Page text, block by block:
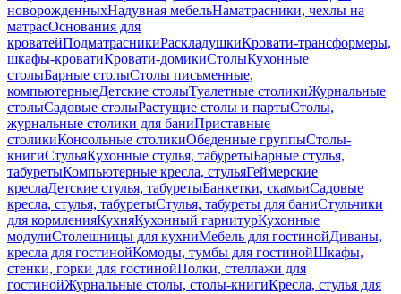
новорожденныхНадувная мебельНаматрасники, чехлы на
матрасОснования для
кроватейПодматрасникиРаскладушкиКровати-трансформеры,
шкафы-кроватиКровати-домикиСтолыКухонные
столыБарные столыСтолы письменные,
компьютерныеДетские столыТуалетные столикиЖурнальные
столыСадовые столыРастущие столы и партыСтолы,
журнальные столики для баниПриставные
столикиКонсольные столикиОбеденные группыСтолы-
книгиСтульяКухонные стулья, табуретыБарные стулья,
табуретыКомпьютерные кресла, стульяГеймерские
креслаДетские стулья, табуретыБанкетки, скамьиСадовые
кресла, стулья, табуретыСтулья, табуреты для баниСтульчики
для кормленияКухняКухонный гарнитурКухонные
модулиСтолешницы для кухниМебель для гостинойДиваны,
кресла для гостинойКомоды, тумбы для гостинойШкафы,
стенки, горки для гостинойПолки, стеллажи для
гостинойЖурнальные столы, столы-книгиКресла, стулья для